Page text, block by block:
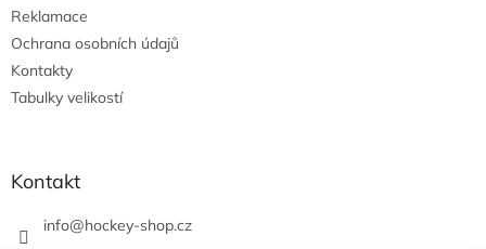
Reklamace
Ochrana osobních údajů
Kontakty
Tabulky velikostí
Kontakt
info@hockey-shop.cz